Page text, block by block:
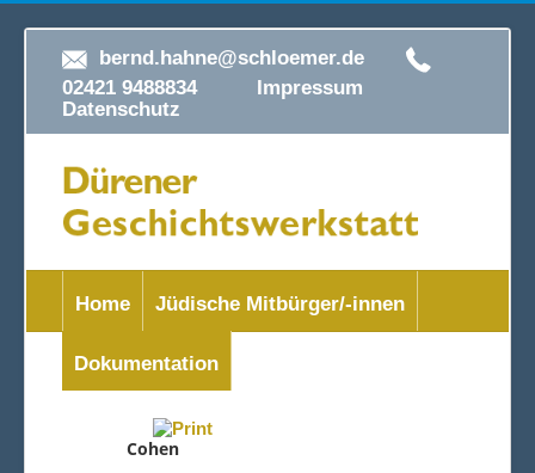
bernd.hahne@schloemer.de
02421 9488834 Impressum
Datenschutz
Home Jüdische Mitbürger/-innen
Dokumentation
Cohen